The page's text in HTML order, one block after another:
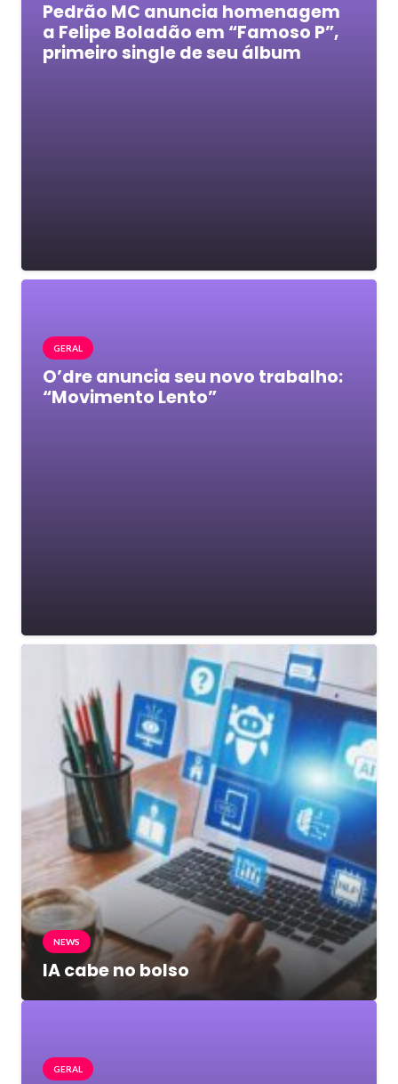
Pedrão MC anuncia homenagem
a Felipe Boladão em “Famoso P”,
primeiro single de seu álbum
GERAL
O’dre anuncia seu novo trabalho:
“Movimento Lento”
NEWS
IA cabe no bolso
GERAL